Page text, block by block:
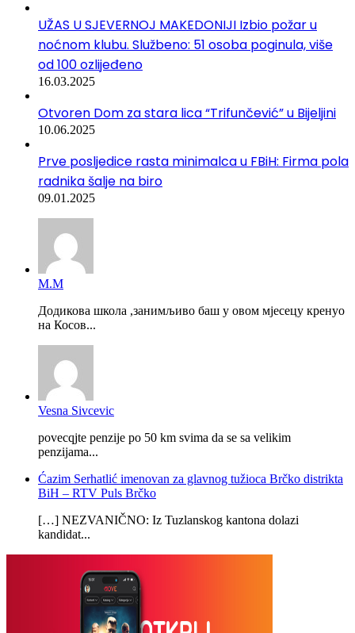
UŽAS U SJEVERNOJ MAKEDONIJI Izbio požar u
noćnom klubu. Službeno: 51 osoba poginula, više
od 100 ozlijeđeno
16.03.2025
Otvoren Dom za stara lica “Trifunčević” u Bijeljini
10.06.2025
Prve posljedice rasta minimalca u FBiH: Firma pola
radnika šalje na biro
09.01.2025
М.М
Додикова школа ,занимљиво баш у овом мјесецу кренуо
на Косов...
Vesna Sivcevic
povecqjte penzije po 50 km svima da se sa velikim
penzijama...
Ćazim Serhatlić imenovan za glavnog tužioca Brčko distrikta
BiH – RTV Puls Brčko
[…] NEZVANIČNO: Iz Tuzlanskog kantona dolazi
kandidat...